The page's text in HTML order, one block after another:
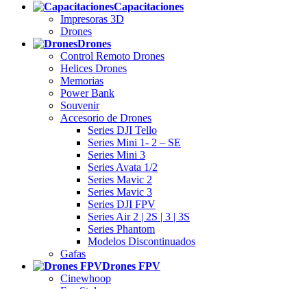
Capacitaciones
Impresoras 3D
Drones
Drones
Control Remoto Drones
Helices Drones
Memorias
Power Bank
Souvenir
Accesorio de Drones
Series DJI Tello
Series Mini 1- 2 – SE
Series Mini 3
Series Avata 1/2
Series Mavic 2
Series Mavic 3
Series DJI FPV
Series Air 2 | 2S | 3 | 3S
Series Phantom
Modelos Discontinuados
Gafas
Drones FPV
Cinewhoop